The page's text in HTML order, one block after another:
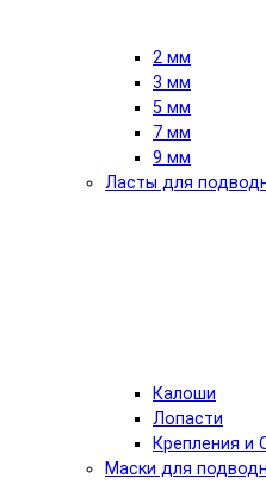
2 мм
3 мм
5 мм
7 мм
9 мм
Ласты для
Калоши
Лопасти
Крепления и
Маски для